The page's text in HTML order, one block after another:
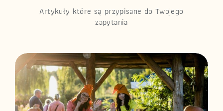
Artykuły które są przypisane do Twojego
zapytania